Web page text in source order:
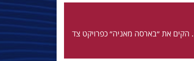
חי ונושם בלאוגרנה מאז 1991. הקים את ״בארסה מאניה״ כפרויקט צד